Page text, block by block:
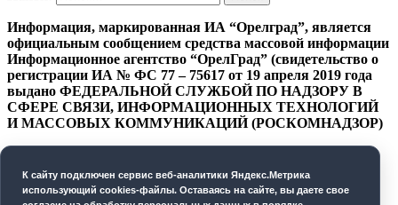
Информация, маркированная ИА “Орелград”, является
официальным сообщением средства массовой информации
Информационное агентство “ОрелГрад” (свидетельство о
регистрации ИА № ФС 77 – 75617 от 19 апреля 2019 года
выдано ФЕДЕРАЛЬНОЙ СЛУЖБОЙ ПО НАДЗОРУ В
СФЕРЕ СВЯЗИ, ИНФОРМАЦИОННЫХ ТЕХНОЛОГИЙ
И МАССОВЫХ КОММУНИКАЦИЙ (РОСКОМНАДЗОР)
СОГЛАСИЕ НА ОБРАБОТКУ ПЕРСОНАЛЬНЫХ
ДАННЫХ
К cайту подключен сервис веб-аналитики Яндекс.Метрика
использующий cookies-файлы. Оставаясь на сайте, вы даете свое